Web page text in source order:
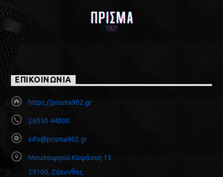
ΕΠΙΚΟΙΝΩΝΙΑ
https://prisma902.gr
26950 44000
info@prisma902.gr
Μουσουργού Καψάσκη 13
29100, Ζάκυνθος